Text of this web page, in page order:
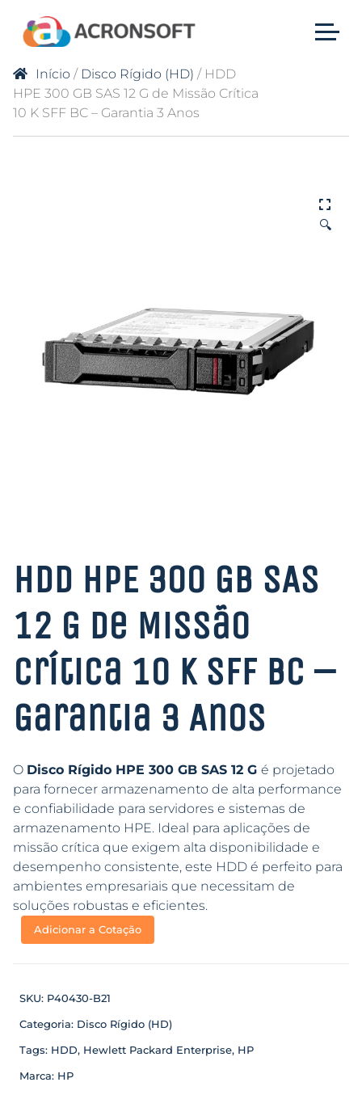
Início / Disco Rígido (HD) / HDD
HPE 300 GB SAS 12 G de Missão Crítica
10 K SFF BC – Garantia 3 Anos
🔍
HDD HPE 300 GB SAS
12 G de Missão
Crítica 10 K SFF BC –
Garantia 3 Anos
O Disco Rígido HPE 300 GB SAS 12 G é projetado
para fornecer armazenamento de alta performance
e confiabilidade para servidores e sistemas de
armazenamento HPE. Ideal para aplicações de
missão crítica que exigem alta disponibilidade e
desempenho consistente, este HDD é perfeito para
ambientes empresariais que necessitam de
soluções robustas e eficientes.
Adicionar a Cotação
SKU: P40430-B21
Categoria: Disco Rígido (HD)
Tags: HDD, Hewlett Packard Enterprise, HP
Marca: HP